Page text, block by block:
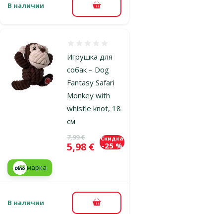
В наличии В корзину
Игрушка для
собак – Dog
Fantasy Safari
Monkey with
whistle knot, 18
см
Исходная цена
7,99 €
Цена
5,98 €
Скидка
-25 %
марка
В наличии В корзину